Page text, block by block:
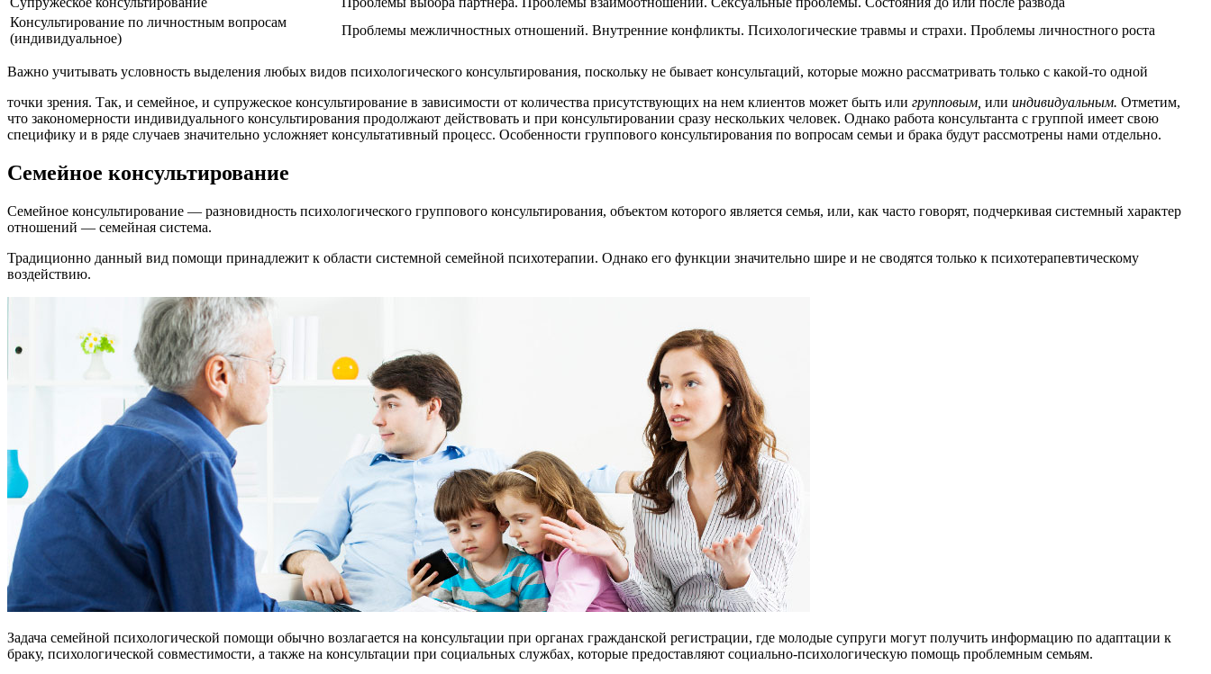
Консультирование по личностным вопросам
(индивидуальное)
Проблемы межличностных отношений. Внутренние конфликты. Психологические травмы и страхи. Проблемы личностного роста
Важно учитывать условность выделения любых видов психологического консультирования, поскольку не бывает консультаций, которые можно рассматривать только с какой-то одной
точки зрения. Так, и семейное, и супружеское консультирование в зависимости от количества присутствующих на нем клиентов может быть или групповым, или индивидуальным. Отметим,
что закономерности индивидуального консультирования продолжают действовать и при консультировании сразу нескольких человек. Однако работа консультанта с группой имеет свою
специфику и в ряде случаев значительно усложняет консультативный процесс. Особенности группового консультирования по вопросам семьи и брака будут рассмотрены нами отдельно.
Семейное консультирование
Семейное консультирование — разновидность психологического группового консультирования, объектом которого является семья, или, как часто говорят, подчеркивая системный характер
отношений — семейная система.
Традиционно данный вид помощи принадлежит к области системной семейной психотерапии. Однако его функции значительно шире и не сводятся только к психотерапевтическому
воздействию.
Задача семейной психологической помощи обычно возлагается на консультации при органах гражданской регистрации, где молодые супруги могут получить информацию по адаптации к
браку, психологической совместимости, а также на консультации при социальных службах, которые предоставляют социально-психологическую помощь проблемным семьям.